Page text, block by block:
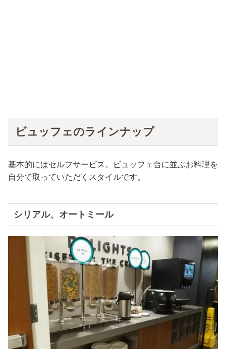
ビュッフェのラインナップ
基本的にはセルフサービス。ビュッフェ台に並ぶお料理を
自分で取っていただくスタイルです。
シリアル、オートミール